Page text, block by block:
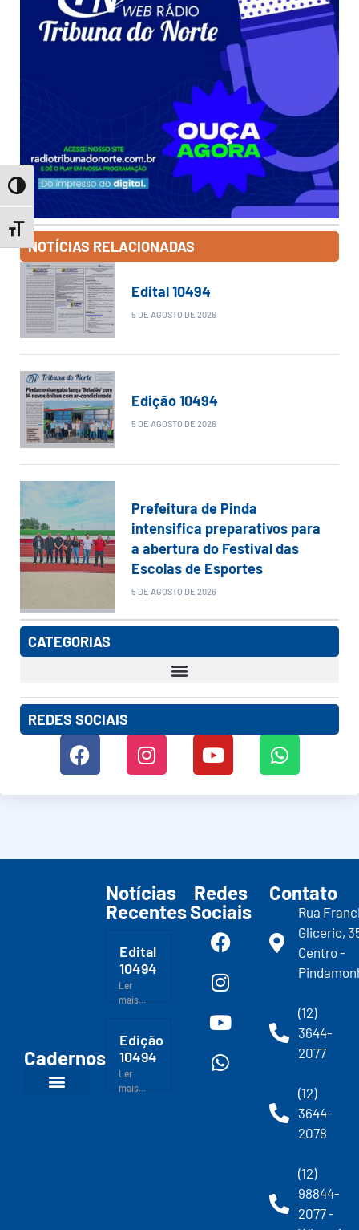
Toggle High Contrast
Toggle Font size
NOTÍCIAS RELACIONADAS
Edital 10494
5 DE AGOSTO DE 2026
Edição 10494
5 DE AGOSTO DE 2026
Prefeitura de Pinda
intensifica preparativos para
a abertura do Festival das
Escolas de Esportes
5 DE AGOSTO DE 2026
CATEGORIAS
REDES SOCIAIS
Cadernos
Notícias
Recentes
Edital
10494
Ler
mais...
Edição
10494
Ler
mais...
Redes
Sociais
Contato
Rua
Glicerio,
Centro -
(12)
3644-
2077
(12)
3644-
2078
(12)
98844-
2077 -